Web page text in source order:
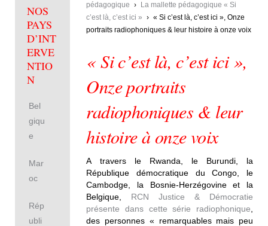
pédagogique
›
La mallette pédagogique « Si
c’est là, c’est ici »
› « Si c’est là, c’est ici », Onze
portraits radiophoniques & leur histoire à onze voix
« Si c’est là, c’est ici »,
Onze portraits
radiophoniques & leur
histoire à onze voix
A travers le Rwanda, le Burundi, la
République démocratique du Congo, le
Cambodge, la Bosnie-Herzégovine et la
Belgique, RCN Justice & Démocratie
présente dans cette série radiophonique
des personnes « remarquables mais peu
NOS
PAYS
D’INT
ERVE
NTIO
N
Bel
giqu
e
Mar
oc
Rép
ubli